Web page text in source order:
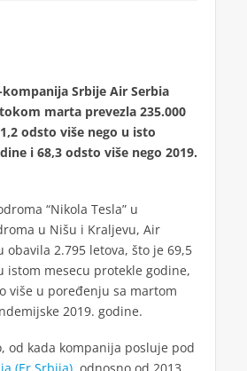
Srbije Air Serbia
marta prevezla 235.000
odsto više nego u isto
i 68,3 odsto više nego 2019.
“Nikola Tesla” u
u Nišu i Kraljevu, Air
obavila 2.795 letova, što je 69,5
istom mesecu protekle godine,
više u poređenju sa martom
2019. godine.
od kada kompanija posluje pod